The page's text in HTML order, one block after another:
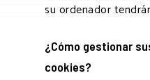
su ordenador
¿Cómo gestionar
cookies?